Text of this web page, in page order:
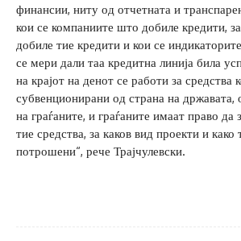
финансии, ниту од отчетната и
кои се компаниите што добиле кредити,
добиле тие кредити и кои се
се мери дали таа кредитна линија била
на крајот на денот се работи за средства
субвенционирани од страна на државата,
на граѓаните, и граѓаните имаат право да
тие средства, за каков вид проекти и како
потрошени“, рече Трајчулевски.